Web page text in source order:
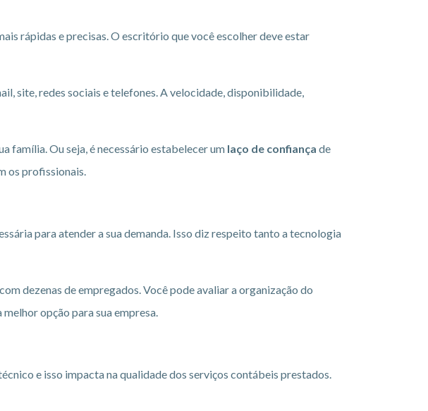
rápidas e precisas. O escritório que você escolher deve estar
site, redes sociais e telefones. A velocidade, disponibilidade,
família. Ou seja, é necessário estabelecer um laço de confiança de
os profissionais.
para atender a sua demanda. Isso diz respeito tanto a tecnologia
dezenas de empregados. Você pode avaliar a organização do
opção para sua empresa.
e isso impacta na qualidade dos serviços contábeis prestados.